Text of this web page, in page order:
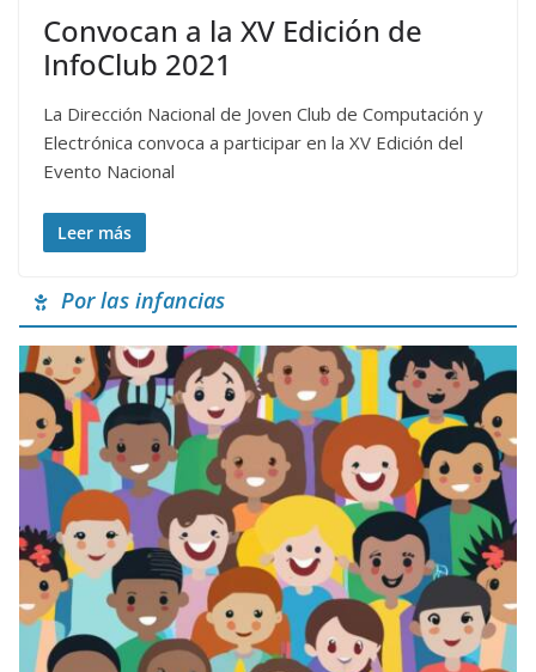
Convocan a la XV Edición de
InfoClub 2021
La Dirección Nacional de Joven Club de Computación y
Electrónica convoca a participar en la XV Edición del
Evento Nacional
Leer más
Por las infancias